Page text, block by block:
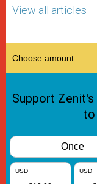
View all articles